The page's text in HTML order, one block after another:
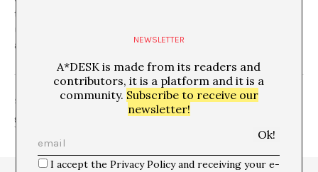
trabajo potenciado y enlazado que fuerce una ruptura y
un permanente ejercicio crítico con respecto a las
actuales dinámicas culturales.
SHARE
NEWSLETTER
A*DESK is made from its readers and
contributors, it is a platform and it is a
community. Subscribe to receive our
newsletter!
I accept the Privacy Policy and receiving your e-